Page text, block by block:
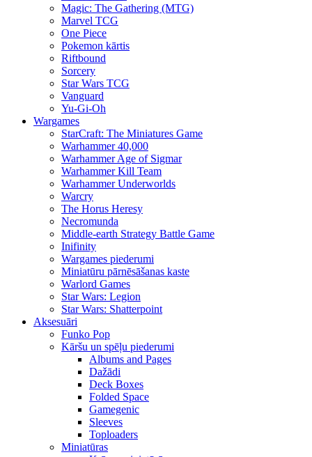
Magic: The Gathering (MTG)
Marvel TCG
One Piece
Pokemon kārtis
Riftbound
Sorcery
Star Wars TCG
Vanguard
Yu-Gi-Oh
Wargames
StarCraft: The Miniatures Game
Warhammer 40,000
Warhammer Age of Sigmar
Warhammer Kill Team
Warhammer Underworlds
Warcry
The Horus Heresy
Necromunda
Middle-earth Strategy Battle Game
Inifinity
Wargames piederumi
Miniatūru pārnēsāšanas kaste
Warlord Games
Star Wars: Legion
Star Wars: Shatterpoint
Aksesuāri
Funko Pop
Kāršu un spēļu piederumi
Albums and Pages
Dažādi
Deck Boxes
Folded Space
Gamegenic
Sleeves
Toploaders
Miniatūras